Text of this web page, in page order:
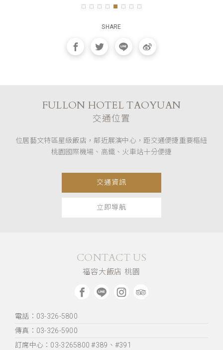
SHARE
FULLON HOTEL TAOYUAN
交通位置
位居藝文特區星級飯店，鄰近展演中心，距交通便捷重要樞紐
桃園國際機場、高鐵、火車站十分便捷
交通資訊
立即導航
CONTACT US
福容大飯店 桃園
電話：03-326-5800
傳真：03-326-5900
訂席中心：03-3265800 #389、#391